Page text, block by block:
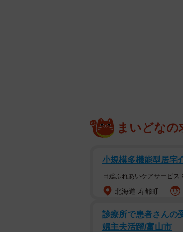
・浅漬けの素…大さじ4
▽作り方
① 豚肉はフォークで数
② 耐熱容器に①を入れ、
③ ②にラップをかけて、
④ 豚肉を裏返して再び
まいどなの
小規模多機能型居宅
日総ふれあいケアサービ
北海道 寿都町
診療所で患者さんの
婦主夫活躍/富山市